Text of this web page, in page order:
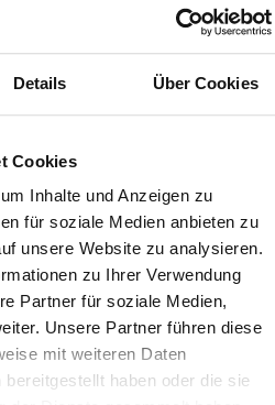
Details Über Cookies
Cookies
Inhalte und Anzeigen zu
für soziale Medien anbieten zu
unsere Website zu analysieren.
zu Ihrer Verwendung
Partner für soziale Medien,
Unsere Partner führen diese
mit weiteren Daten
haben oder die sie
Gewerbe
Techniker:in
, Service- und
mit modernen
mechanischen und
und Funktionsüberprüfungen
Werkstatttätigkeiten
und Sicherheitsstandards in der